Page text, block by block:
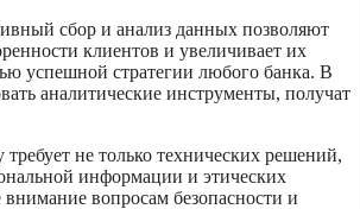
сбор и анализ данных позволяют
клиентов и увеличивает их
успешной стратегии любого банка. В
аналитические инструменты, получат
не только технических решений,
информации и этических
вопросам безопасности и